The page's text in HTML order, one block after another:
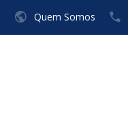
Quem Somos